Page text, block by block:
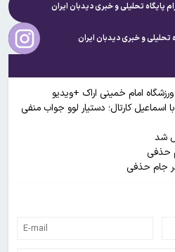
پایگاه تحلیلی و خبریدیدبان ایران
تحلیلی و خبریدیدبان ایران
امام خمینی اراک +ویدیو
اسماعیل کارتال؛ دستیار لوو جواب منفی
شد
حذفی
جام حذفی